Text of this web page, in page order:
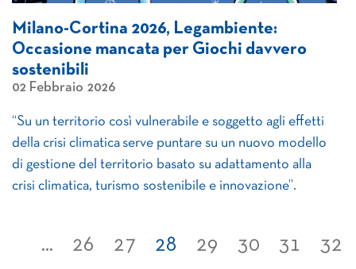
Milano-Cortina 2026, Legambiente:
Occasione mancata per Giochi davvero
sostenibili
02 Febbraio 2026
“Su un territorio così vulnerabile e soggetto agli effetti
della crisi climatica serve puntare su un nuovo modello
di gestione del territorio basato su adattamento alla
crisi climatica, turismo sostenibile e innovazione”.
... 26 27 28 29 30 31 32